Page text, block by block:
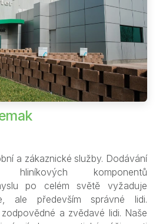
a zákaznické služby. Dodávání
komponentů
po celém světě vyžaduje
ale především správné lidi.
a zvědavé lidi. Naše